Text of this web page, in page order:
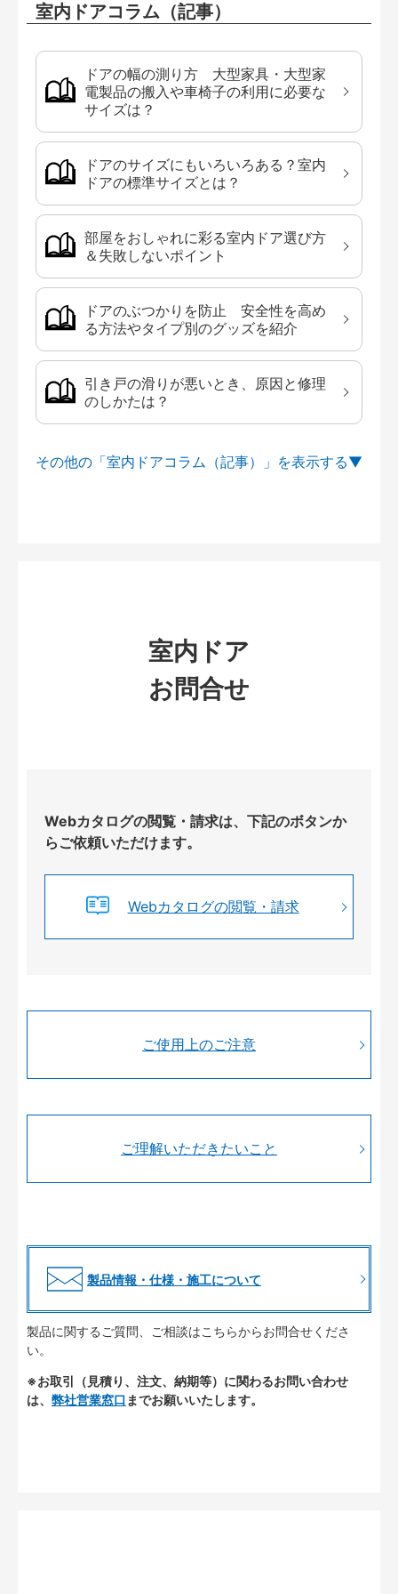
室内ドアコラム（記事）
ドアの幅の測り方 大型家具・大型家
電製品の搬入や車椅子の利用に必要な
サイズは？
ドアのサイズにもいろいろある？室内
ドアの標準サイズとは？
部屋をおしゃれに彩る室内ドア選び方
＆失敗しないポイント
ドアのぶつかりを防止 安全性を高め
る方法やタイプ別のグッズを紹介
引き戸の滑りが悪いとき、原因と修理
のしかたは？
その他の「室内ドアコラム（記事）」を
室内ドア
お問合せ
Webカタログの閲覧・請求は、下記のボタンか
らご依頼いただけます。
Webカタログの閲覧・請求
ご使用上のご注意
ご理解いただきたいこと
製品情報・仕様・施工について
製品に関するご質問、ご相談はこちらからお問合せくださ
い。
※お取引（見積り、注文、納期等）に関わるお問い合わせ
は、 弊社営業窓口 までお願いいたします。